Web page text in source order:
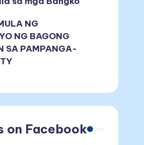
NG
NG BAGONG
SA PAMPANGA-
on Facebook